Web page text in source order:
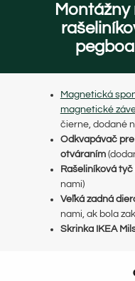
Magnetická
magnetické
čierne, dodané
Odkvapávač
otváraním
Rašeliníková
nami)
Veľká zadná
nami, ak bola
Skrinka IKEA